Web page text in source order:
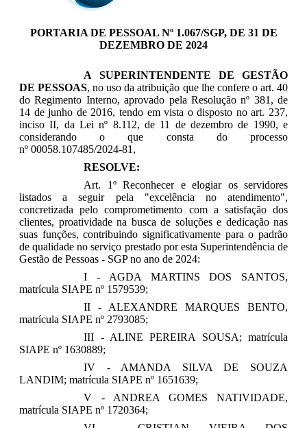
PORTARIA DE PESSOAL Nº 1.067/SGP, DE 31 DE
DEZEMBRO DE 2024
A SUPERINTENDENTE DE GESTÃO
DE PESSOAS, no uso da atribuição que lhe confere o art. 40
do Regimento Interno, aprovado pela Resolução nº 381, de
14 de junho de 2016, tendo em vista o disposto no art. 237,
inciso II, da Lei nº 8.112, de 11 de dezembro de 1990, e
considerando o que consta do processo
nº 00058.107485/2024-81,
RESOLVE:
Art. 1º Reconhecer e elogiar os servidores
listados a seguir pela "excelência no atendimento",
concretizada pelo comprometimento com a satisfação dos
clientes, proatividade na busca de soluções e dedicação nas
suas funções, contribuindo significativamente para o padrão
de qualidade no serviço prestado por esta Superintendência de
Gestão de Pessoas - SGP no ano de 2024:
I - AGDA MARTINS DOS SANTOS,
matrícula SIAPE nº 1579539;
II - ALEXANDRE MARQUES BENTO,
matrícula SIAPE nº 2793085;
III - ALINE PEREIRA SOUSA; matrícula
SIAPE nº 1630889;
IV - AMANDA SILVA DE SOUZA
LANDIM; matrícula SIAPE nº 1651639;
V - ANDREA GOMES NATIVIDADE,
matrícula SIAPE nº 1720364;